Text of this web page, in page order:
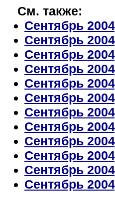
См. также:
Сентябрь
Сентябрь
Сентябрь
Сентябрь
Сентябрь
Сентябрь
Сентябрь
Сентябрь
Сентябрь
Сентябрь
Сентябрь
Сентябрь